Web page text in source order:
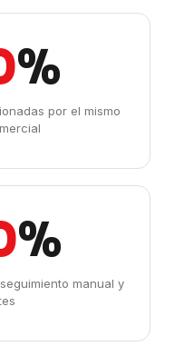
%
por el mismo
%
manual y